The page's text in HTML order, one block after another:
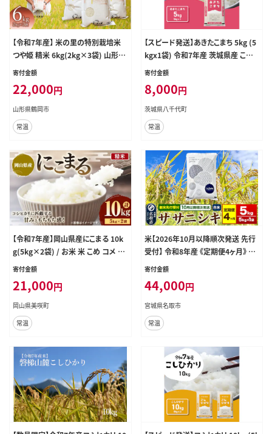
【令和7年産】 米の里の特別栽培米
つや姫 精米 6kg(2kg×3袋) 山形県
鶴岡市産 K-763
寄付金額
22,000円
山形県鶴岡市
常温
【スピード発送】あきたこまち 5kg (5
kgx1袋) 令和7年産 茨城県産 こしひ
かり 白米 精米 茨城県 八千代町 お
寄付金額
8,000円
茨城県八千代町
常温
【令和7年産】岡山県産にこまる 10k
g(5kg×2袋) / お米 米 こめ コメ 白
米 白飯 にこまる 飯 ご飯 おにぎり オ
産
寄付金額
21,000円
岡山県美咲町
常温
米【2026年10月以降順次発送 先行
受付】 令和8年産 《定期便4ヶ月》 こ
だわりのお米 ササニシキ 5kg×1袋
ンド米 お米 白米 精米 米どころ 宮
城]
寄付金額
44,000円
宮城県名取市
常温